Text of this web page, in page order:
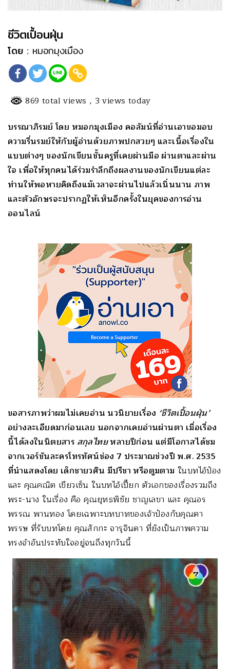
ชีวิตเปื้อนฝุ่น
โดย : หมอกมุงเมือง
869 total views , 3 views today
บรรณาภิรมย์ โดย หมอกมุงเมือง คอลัมน์ที่อ่านเอาขอมอบ
ความรื่นรมย์ให้กับผู้อ่านด้วยภาพปกสวยๆ และเนื้อเรื่องใน
แบบต่างๆ ของนักเขียนชั้นครูที่เคยผ่านมือ ผ่านตาและผ่าน
ใจ เพื่อให้ทุกคนได้ร่วมรำลึกถึงผลงานของนักเขียนแต่ละ
ท่านให้พอหายคิดถึงแม้เวลาจะผ่านไปแล้วเนิ่นนาน ภาพ
และตัวอักษรจะปรากฏให้เห็นอีกครั้งในยุคของการอ่าน
ออนไลน์
ขอสารภาพว่าผมไม่เคยอ่าน นวนิยายเรื่อง ‘ชีวิตเปื้อนฝุ่น’
อย่างละเอียดมาก่อนเลย นอกจากเคยอ่านผ่านตา เมื่อเรื่อง
นี้ได้ลงในนิตยสาร สกุลไทยหลายปีก่อน แต่มีโอกาสได้ชม
จากเวอร์ชันละครโทรทัศน์ช่อง 7 ประมาณช่วงปี พ.ศ. 2535
ที่นำแสดงโดย เด็กชายวศิน มีปรีชา หรือตูมตาม ในบทไอ้ป๋อง
และ คุณคณิต เขียวเซ็น ในบทไอ้เปี๊ยก ตัวเอกของเรื่องรวมถึง
พระ-นาง ในเรื่อง คือ คุณยุทธพิชัย ชาญเลขา และ คุณอร
พรรณ พานทอง โดยเฉพาะบทบาทของเจ้าป๋องกับคุณตา
พรรษ ที่รับบทโดย คุณสักกะ จารุจินดา ที่ยังเป็นภาพความ
ทรงจำอันประทับใจอยู่จนถึงทุกวันนี้